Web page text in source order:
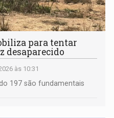
para tentar
desaparecido
às 10:31
197 são fundamentais